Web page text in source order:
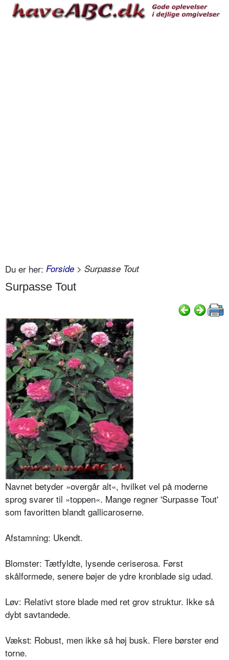
Du er her: Forside > Surpasse Tout
Surpasse Tout
Navnet betyder »overgår alt«, hvilket vel på moderne
sprog svarer til »top­pen«. Mange regner 'Surpasse Tout'
som favoritten blandt gallicaroserne.
Afstamning: Ukendt.
Blomster: Tætfyldte, lysende ceriserosa. Først
skålformede, senere bøjer de ydre kronblade sig udad.
Løv: Relativt store blade med ret grov struktur. Ikke så
dybt savtandede.
Vækst: Robust, men ikke så høj busk. Flere børster end
torne.